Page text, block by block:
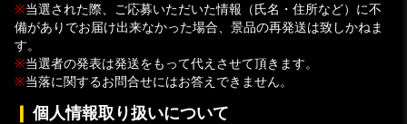
※当選された際、ご応募いただいた情報（氏名・住所など）に不
備がありでお届け出来なかった場合、景品の再発送は致しかねま
す。
※当選者の発表は発送をもって代えさせて頂きます。
※当落に関するお問合せにはお答えできません。
個人情報取り扱いについて